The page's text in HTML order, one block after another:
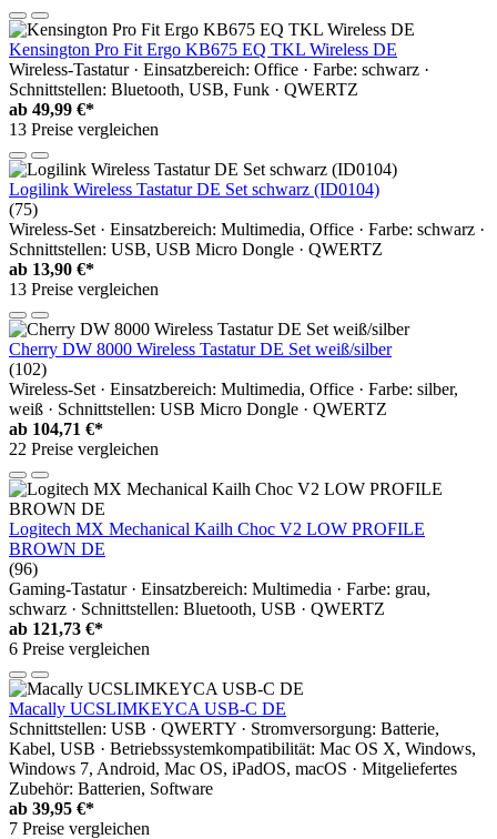
Kensington Pro Fit Ergo KB675 EQ TKL Wireless DE
Wireless-Tastatur · Einsatzbereich: Office · Farbe: schwarz ·
Schnittstellen: Bluetooth, USB, Funk · QWERTZ
ab 49,99 €*
13 Preise vergleichen
Logilink Wireless Tastatur DE Set schwarz (ID0104)
(75)
Wireless-Set · Einsatzbereich: Multimedia, Office · Farbe: schwarz ·
Schnittstellen: USB, USB Micro Dongle · QWERTZ
ab 13,90 €*
13 Preise vergleichen
Cherry DW 8000 Wireless Tastatur DE Set weiß/silber
(102)
Wireless-Set · Einsatzbereich: Multimedia, Office · Farbe: silber,
weiß · Schnittstellen: USB Micro Dongle · QWERTZ
ab 104,71 €*
22 Preise vergleichen
Logitech MX Mechanical Kailh Choc V2 LOW PROFILE
BROWN DE
(96)
Gaming-Tastatur · Einsatzbereich: Multimedia · Farbe: grau,
schwarz · Schnittstellen: Bluetooth, USB · QWERTZ
ab 121,73 €*
6 Preise vergleichen
Macally UCSLIMKEYCA USB-C DE
Schnittstellen: USB · QWERTY · Stromversorgung: Batterie,
Kabel, USB · Betriebssystemkompatibilität: Mac OS X, Windows,
Windows 7, Android, Mac OS, iPadOS, macOS · Mitgeliefertes
Zubehör: Batterien, Software
ab 39,95 €*
7 Preise vergleichen